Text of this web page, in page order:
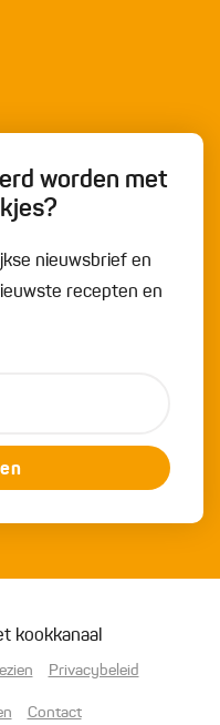
worden met
nieuwsbrief en
recepten en
kookkanaal
Privacybeleid
Contact